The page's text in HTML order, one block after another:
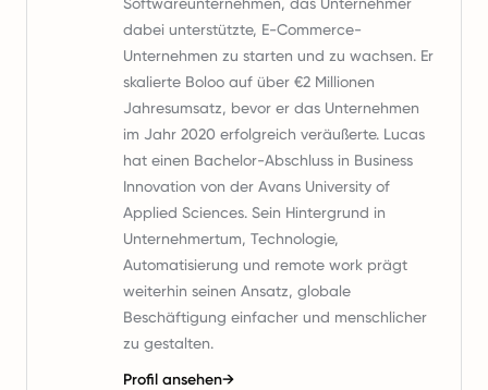
dabei unterstützte, E-Commerce-
Unternehmen zu starten und zu wachsen. Er
skalierte Boloo auf über €2 Millionen
Jahresumsatz, bevor er das Unternehmen
im Jahr 2020 erfolgreich veräußerte. Lucas
hat einen Bachelor-Abschluss in Business
Innovation von der Avans University of
Applied Sciences. Sein Hintergrund in
Unternehmertum, Technologie,
Automatisierung und remote work prägt
weiterhin seinen Ansatz, globale
Beschäftigung einfacher und menschlicher
zu gestalten.
Profil ansehen→